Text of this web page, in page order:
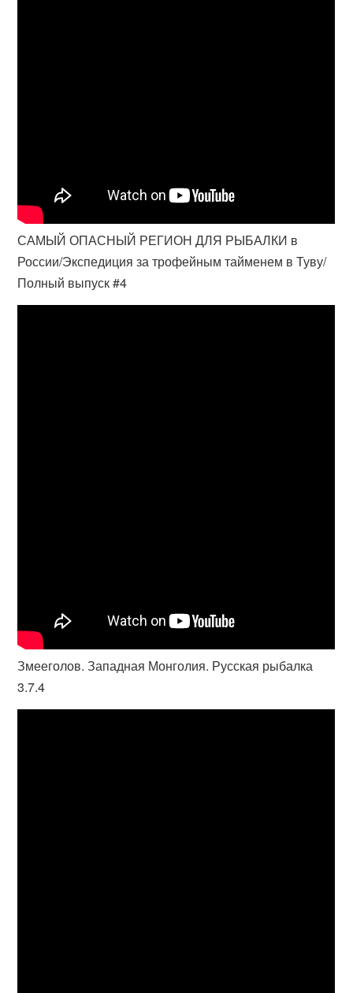
САМЫЙ ОПАСНЫЙ РЕГИОН ДЛЯ РЫБАЛКИ в
России/Экспедиция за трофейным тайменем в Туву/
Полный выпуск #4
Змееголов. Западная Монголия. Русская рыбалка
3.7.4